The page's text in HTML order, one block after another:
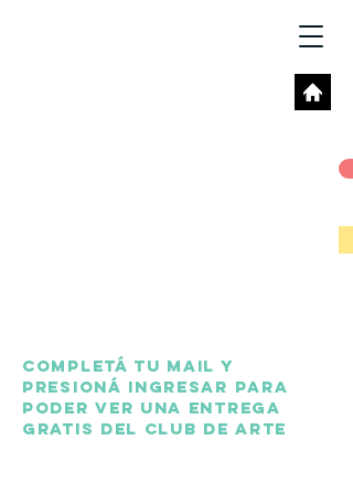
completá tu mail y
presioná ingresar para
poder ver una entrega
gratis del club de arte